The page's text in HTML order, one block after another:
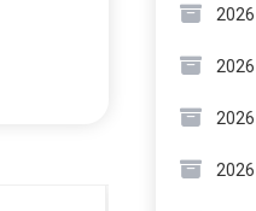
2026
2026
2026
2026